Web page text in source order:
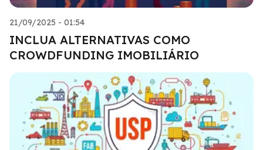
21/09/2025 - 01:54
INCLUA ALTERNATIVAS COMO
CROWDFUNDING IMOBILIÁRIO